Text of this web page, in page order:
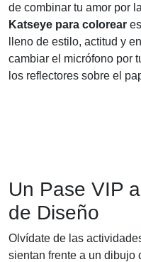
de combinar tu amor por
Katseye para colorear
lleno de estilo, actitud y
cambiar el micrófono por
los reflectores sobre el
Un Pase VIP
de Diseño
Olvídate de las
sientan frente a un dibujo